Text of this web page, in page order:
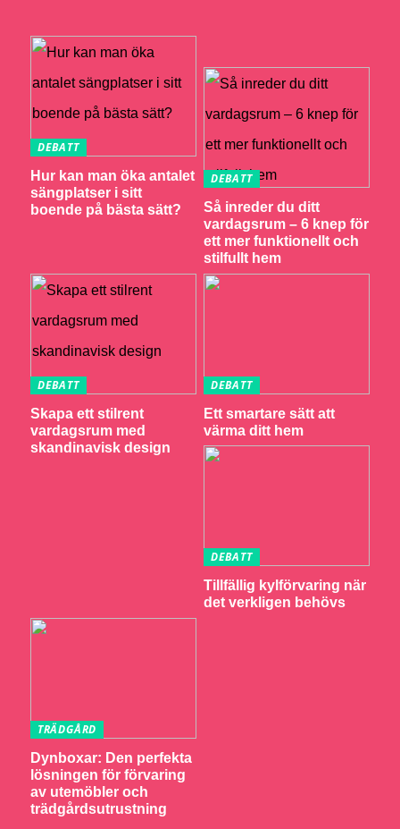
DEBATT
Hur kan man öka antalet
sängplatser i sitt
boende på bästa sätt?
DEBATT
Så inreder du ditt
vardagsrum – 6 knep för
ett mer funktionellt och
stilfullt hem
DEBATT
Skapa ett stilrent
vardagsrum med
skandinavisk design
DEBATT
Ett smartare sätt att
värma ditt hem
DEBATT
Tillfällig kylförvaring när
det verkligen behövs
TRÄDGÅRD
Dynboxar: Den perfekta
lösningen för förvaring
av utemöbler och
trädgårdsutrustning